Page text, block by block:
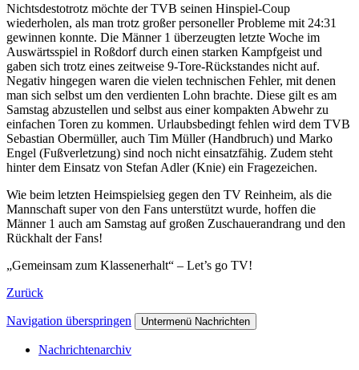
Nichtsdestotrotz möchte der TVB seinen Hinspiel-Coup
wiederholen, als man trotz großer personeller Probleme mit 24:31
gewinnen konnte. Die Männer 1 überzeugten letzte Woche im
Auswärtsspiel in Roßdorf durch einen starken Kampfgeist und
gaben sich trotz eines zeitweise 9-Tore-Rückstandes nicht auf.
Negativ hingegen waren die vielen technischen Fehler, mit denen
man sich selbst um den verdienten Lohn brachte. Diese gilt es am
Samstag abzustellen und selbst aus einer kompakten Abwehr zu
einfachen Toren zu kommen. Urlaubsbedingt fehlen wird dem TVB
Sebastian Obermüller, auch Tim Müller (Handbruch) und Marko
Engel (Fußverletzung) sind noch nicht einsatzfähig. Zudem steht
hinter dem Einsatz von Stefan Adler (Knie) ein Fragezeichen.
Wie beim letzten Heimspielsieg gegen den TV Reinheim, als die
Mannschaft super von den Fans unterstützt wurde, hoffen die
Männer 1 auch am Samstag auf großen Zuschauerandrang und den
Rückhalt der Fans!
„Gemeinsam zum Klassenerhalt“ – Let’s go TV!
Zurück
Navigation überspringen Untermenü Nachrichten
Nachrichtenarchiv